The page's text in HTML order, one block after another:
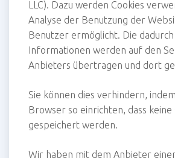
LLC). Dazu werden Cookies
Analyse der Benutzung der
Benutzer ermöglicht. Die
Informationen werden auf den
Anbieters übertragen und dort
Sie können dies verhindern,
Browser so einrichten, dass keine
gespeichert werden.
Wir haben mit dem Anbieter